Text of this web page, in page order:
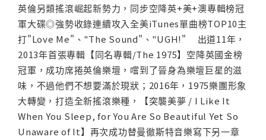
英倫另類搖滾崛起新勢力，同步空降英+美+澳專輯榜冠
軍大碟◎強勢收錄連續攻入全美iTunes單曲榜TOP10主
打"Love Me"、"The Sound"、"UGH!" 出道11年，
2013年首張專輯【同名專輯/The 1975】空降英國金榜
冠軍，成功席捲英倫樂壇，嚐到了晉身為樂壇巨星的滋
味，不過他們不想要滿於現狀；2016年，1975樂團形象
大轉變，打造全新搖滾樂種，【突襲美夢 / I Like It
When You Sleep, for You Are So Beautiful Yet So
Unaware of It】再次成功替曼徹斯特音樂寫下另一章